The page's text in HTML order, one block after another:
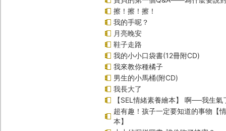
擦！擦！擦！
我的手呢？
月亮晚安
鞋子走路
我的小小口袋書(12冊附CD)
我來教你種橘子
男生的小馬桶(附CD)
我長大了
【SEL情緒素養繪本】 啊──我生氣
超有趣！孩子一定要知道的事物【
本】